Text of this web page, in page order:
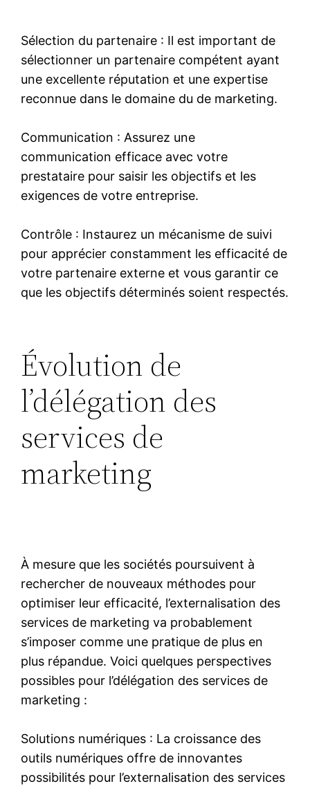
Sélection du partenaire : Il est important de
sélectionner un partenaire compétent ayant
une excellente réputation et une expertise
reconnue dans le domaine du de marketing.
Communication : Assurez une
communication efficace avec votre
prestataire pour saisir les objectifs et les
exigences de votre entreprise.
Contrôle : Instaurez un mécanisme de suivi
pour apprécier constamment les efficacité de
votre partenaire externe et vous garantir ce
que les objectifs déterminés soient respectés.
Évolution de
l’délégation des
services de
marketing
À mesure que les sociétés poursuivent à
rechercher de nouveaux méthodes pour
optimiser leur efficacité, l’externalisation des
services de marketing va probablement
s’imposer comme une pratique de plus en
plus répandue. Voici quelques perspectives
possibles pour l’délégation des services de
marketing :
Solutions numériques : La croissance des
outils numériques offre de innovantes
possibilités pour l’externalisation des services